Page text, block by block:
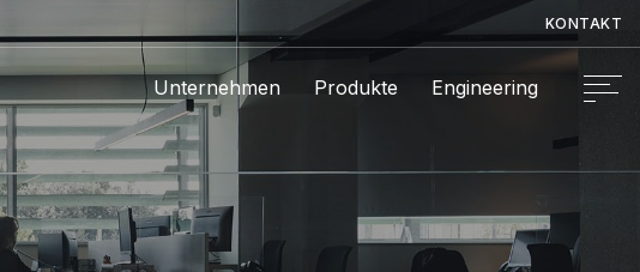
KONTAKT
Unternehmen Produkte Engineering